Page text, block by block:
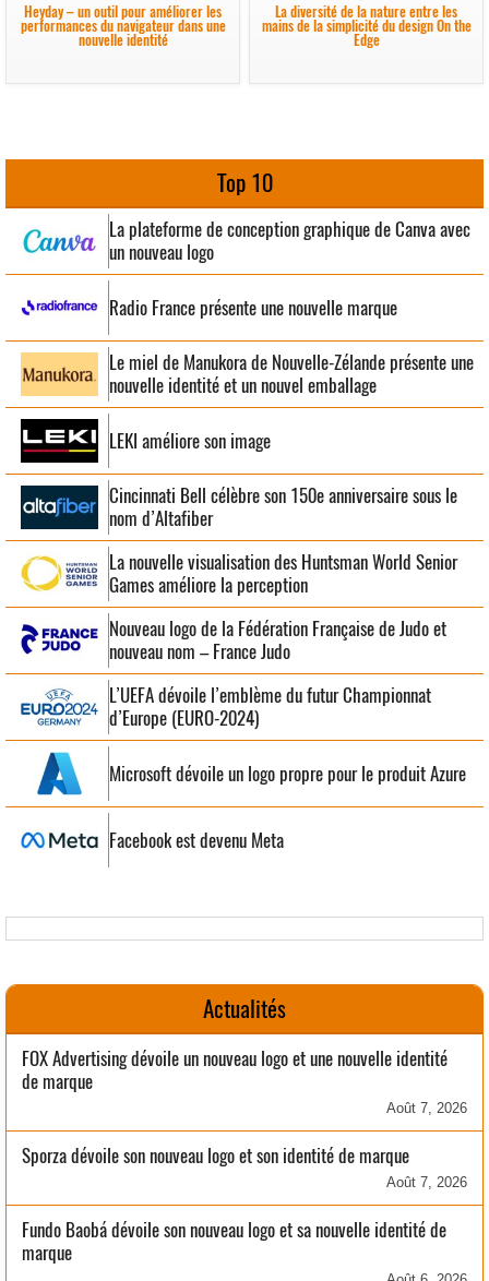
Heyday – un outil pour améliorer les
performances du navigateur dans une
nouvelle identité
La diversité de la nature entre les
mains de la simplicité du design On the
Edge
Top 10
La plateforme de conception graphique de Canva avec
un nouveau logo
Radio France présente une nouvelle marque
Le miel de Manukora de Nouvelle-Zélande présente une
nouvelle identité et un nouvel emballage
LEKI améliore son image
Cincinnati Bell célèbre son 150e anniversaire sous le
nom d’Altafiber
La nouvelle visualisation des Huntsman World Senior
Games améliore la perception
Nouveau logo de la Fédération Française de Judo et
nouveau nom – France Judo
L’UEFA dévoile l’emblème du futur Championnat
d’Europe (EURO-2024)
Microsoft dévoile un logo propre pour le produit Azure
Facebook est devenu Meta
Actualités
FOX Advertising dévoile un nouveau logo et une nouvelle identité
de marque
Août 7, 2026
Sporza dévoile son nouveau logo et son identité de marque
Août 7, 2026
Fundo Baobá dévoile son nouveau logo et sa nouvelle identité de
marque